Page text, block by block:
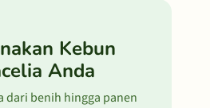
Kebun
Anda
dari benih hingga panen